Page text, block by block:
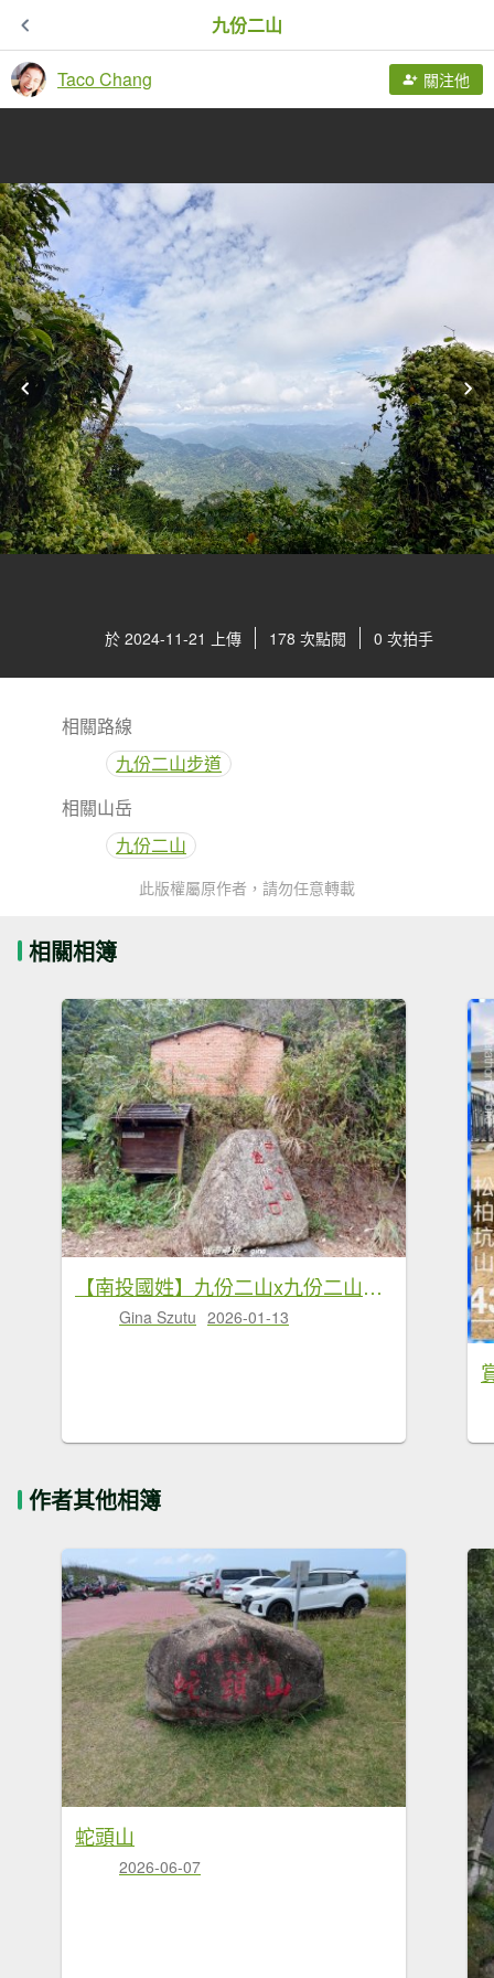
九份二山
Taco Chang 關注他
於 2024-11-21 上傳 178 次點閱 0 次拍手
相關路線
九份二山步道
相關山岳
九份二山
此版權屬原作者，請勿任意轉載
相關相簿
【南投國姓】九份二山x九份二山國家地震紀念地x九號梅莊
Gina Szutu 2026-01-13
作者其他相簿
蛇頭山
2026-06-07